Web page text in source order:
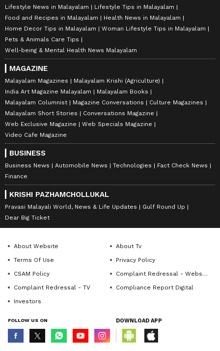
Lifestyle News in Malayalam
Lifestyle Tips in Malayalam
Food and Recipes in Malayalam
Health News in Malayalam
Home Decor Tips in Malayalam
Woman Lifestyle Tips in Malayalam
Pets & Animals Care Tips
Well-being & Mental Health News Malayalam
MAGAZINE
Malayalam Magazines
Malayalam Krishi (Agriculture)
India Art Magazine Malayalam
Malayalam Books
Malayalam Columnist
Magazine Conversations
Culture Magazines
Malayalam Short Stories
Conversations Magazine
Web Exclusive Magazine
Web Specials Magazine
Video Cafe Magazine
BUSINESS
Business News Automobile News Technologies
Fact Check News
Finance
KRISHI PAZHAMCHOLLUKAL
Pravasi Malayali World, News & Life Updates
Gulf Round Up
Dear Big Ticket
About Website
About Tv
Terms Of Use
Privacy Policy
CSAM Policy
Complaint Redressal - Website
Complaint Redressal - TV
Compliance Report Digital
Investors
FOLLOW US ON DOWNLOAD APP